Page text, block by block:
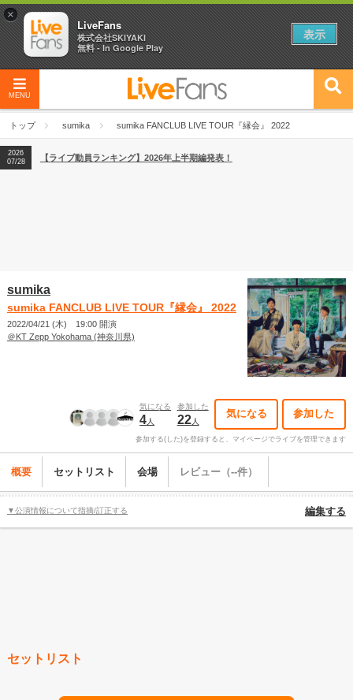
MENU
トップ sumika sumika FANCLUB LIVE TOUR『縁会』 2022
04/27
【フェス特集2026】フェス情報はここから！
2026
07/28
2026
【フェス特集2026】フェス情報はここから！
2026
07/28
【ライブ動員ランキング】2026年上半期編発表！
sumika
sumika FANCLUB LIVE TOUR『縁会』 2022
2022/04/21 (木) 19:00 開演
＠KT Zepp Yokohama (神奈川県)
気になる
4人
参加した
22人
気になる 参加した
参加する(した)を登録すると、マイページでライブを管理できます
概要 セットリスト 会場 レビュー（--件）
▼公演情報について指摘/訂正する 編集する
セットリスト
×
LiveFans
株式会社SKIYAKI
無料 - In Google Play
表示